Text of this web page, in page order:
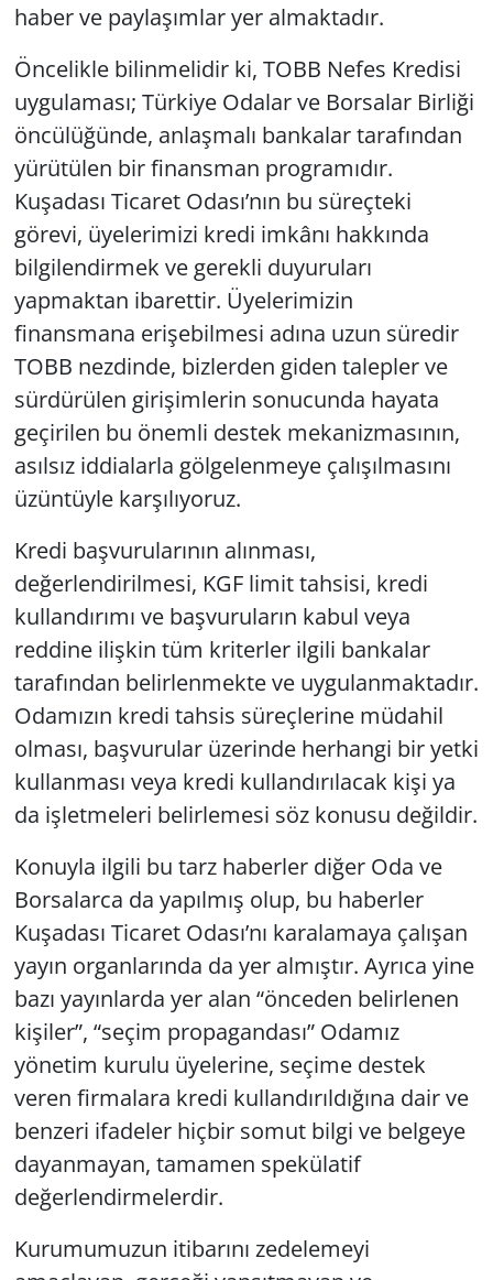
haber ve paylaşımlar yer almaktadır.
Öncelikle bilinmelidir ki, TOBB Nefes Kredisi
uygulaması; Türkiye Odalar ve Borsalar Birliği
öncülüğünde, anlaşmalı bankalar tarafından
yürütülen bir finansman programıdır.
Kuşadası Ticaret Odası’nın bu süreçteki
görevi, üyelerimizi kredi imkânı hakkında
bilgilendirmek ve gerekli duyuruları
yapmaktan ibarettir. Üyelerimizin
finansmana erişebilmesi adına uzun süredir
TOBB nezdinde, bizlerden giden talepler ve
sürdürülen girişimlerin sonucunda hayata
geçirilen bu önemli destek mekanizmasının,
asılsız iddialarla gölgelenmeye çalışılmasını
üzüntüyle karşılıyoruz.
Kredi başvurularının alınması,
değerlendirilmesi, KGF limit tahsisi, kredi
kullandırımı ve başvuruların kabul veya
reddine ilişkin tüm kriterler ilgili bankalar
tarafından belirlenmekte ve uygulanmaktadır.
Odamızın kredi tahsis süreçlerine müdahil
olması, başvurular üzerinde herhangi bir yetki
kullanması veya kredi kullandırılacak kişi ya
da işletmeleri belirlemesi söz konusu değildir.
Konuyla ilgili bu tarz haberler diğer Oda ve
Borsalarca da yapılmış olup, bu haberler
Kuşadası Ticaret Odası’nı karalamaya çalışan
yayın organlarında da yer almıştır. Ayrıca yine
bazı yayınlarda yer alan “önceden belirlenen
kişiler”, “seçim propagandası” Odamız
yönetim kurulu üyelerine, seçime destek
veren firmalara kredi kullandırıldığına dair ve
benzeri ifadeler hiçbir somut bilgi ve belgeye
dayanmayan, tamamen spekülatif
değerlendirmelerdir.
Kurumumuzun itibarını zedelemeyi